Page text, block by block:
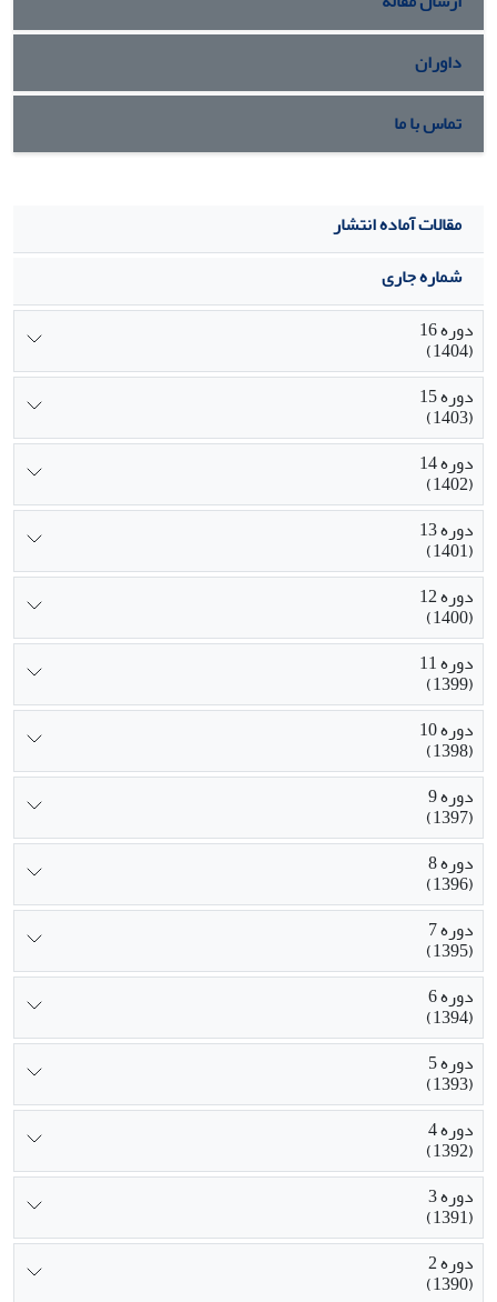
داوران
تماس با ما
مقالات آماده انتشار
شماره جاری
دوره 16
(1404)
دوره 15
(1403)
دوره 14
(1402)
دوره 13
(1401)
دوره 12
(1400)
دوره 11
(1399)
دوره 10
(1398)
دوره 9
(1397)
دوره 8
(1396)
دوره 7
(1395)
دوره 6
(1394)
دوره 5
(1393)
دوره 4
(1392)
دوره 3
(1391)
دوره 2
(1390)